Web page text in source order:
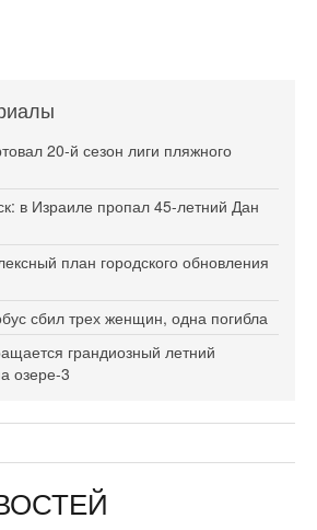
20-й сезон лиги пляжного
в Израиле пропал 45-летний Дан
план городского обновления
сбил трех женщин, одна погибла
грандиозный летний
озере-3